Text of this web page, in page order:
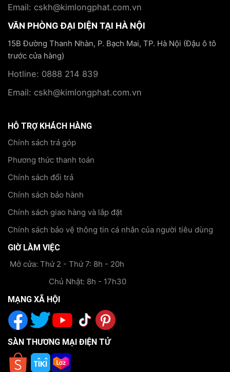
Email: cskh@kimlongphat.com.vn
VĂN PHÒNG ĐẠI DIỆN TẠI HÀ NỘI
15B Đường Thanh Nhàn, P. Bạch Mai, TP. Hà Nội (Đậu ô tô
trước cửa hàng)
Hotline: 0888 214 839
Email: cskh@kimlongphat.com.vn
HỖ TRỢ KHÁCH HÀNG
Chính sách trả góp
Phương thức thanh toán
Chính sách đổi trả
Chính sách bảo hành
Chính sách giao hàng và lắp đặt
Chính sách bảo vệ thông tin cá nhân của người tiêu dùng
GIỜ LÀM VIỆC
Mở cửa: Thứ 2 - Thứ 7: 8h - 20h
Chủ Nhật: 8h - 17h30
MẠNG XÃ HỘI
SÀN THƯƠNG MẠI ĐIỆN TỬ